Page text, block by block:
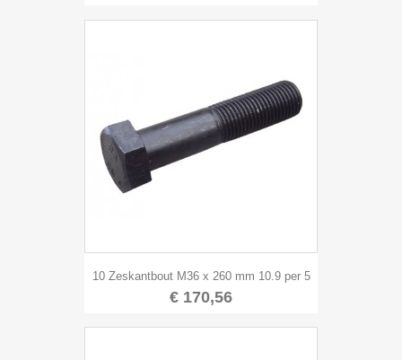
10 Zeskantbout M36 x 260 mm 10.9 per 5
€ 170,56